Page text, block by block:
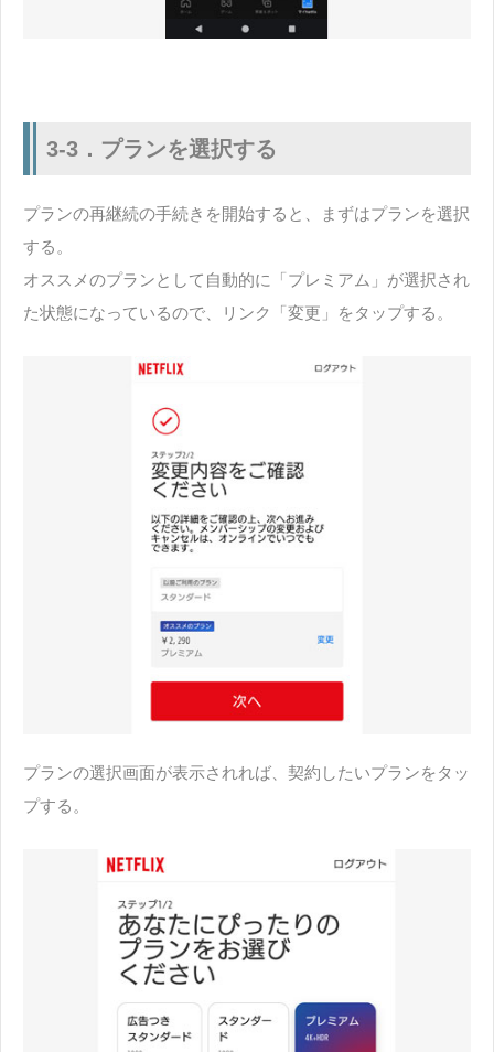
3-3．プランを選択する
プランの再継続の手続きを開始すると、まずはプランを選択
する。
オススメのプランとして自動的に「プレミアム」が選択され
た状態になっているので、リンク「変更」をタップする。
プランの選択画面が表示されれば、契約したいプランをタッ
プする。